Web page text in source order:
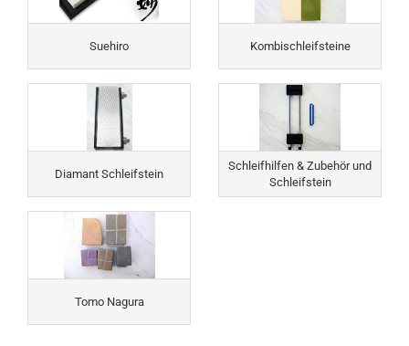
Suehiro Kombischleifsteine
Diamant Schleifstein
Schleifhilfen & Zubehör und
Schleifstein
Tomo Nagura